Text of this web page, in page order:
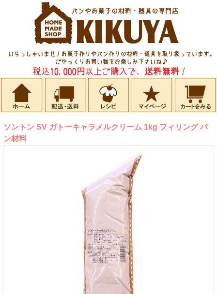
ソントン SV ガトーキャラメルクリーム 1kg フィリング パ
ン材料